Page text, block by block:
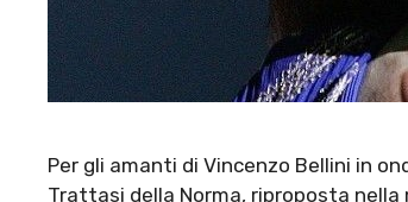
Per gli amanti di Vincenzo Bellini in
Trattasi della Norma, riproposta